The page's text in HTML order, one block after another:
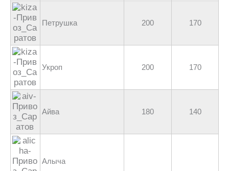
Петрушка 200 170
Укроп 200 170
Айва 180 140
Алыча